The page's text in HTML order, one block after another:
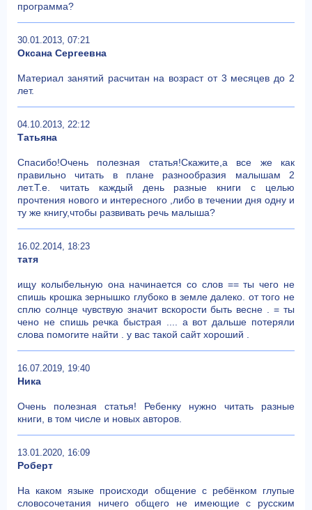
программа?
30.01.2013, 07:21
Оксана Сергеевна
Материал занятий расчитан на возраст от 3 месяцев до 2
лет.
04.10.2013, 22:12
Татьяна
Спасибо!Очень полезная статья!Скажите,а все же как
правильно читать в плане разнообразия малышам 2
лет.Т.е. читать каждый день разные книги с целью
прочтения нового и интересного ,либо в течении дня одну и
ту же книгу,чтобы развивать речь малыша?
16.02.2014, 18:23
татя
ищу колыбельную она начинается со слов == ты чего не
спишь крошка зернышко глубоко в земле далеко. от того не
сплю солнце чувствую значит вскорости быть весне . = ты
чено не спишь речка быстрая .... а вот дальше потеряли
слова помогите найти . у вас такой сайт хороший .
16.07.2019, 19:40
Ника
Очень полезная статья! Ребенку нужно читать разные
книги, в том числе и новых авторов.
13.01.2020, 16:09
Роберт
На каком языке происходи общение с ребёнком глупые
словосочетания ничего общего не имеющие с русским